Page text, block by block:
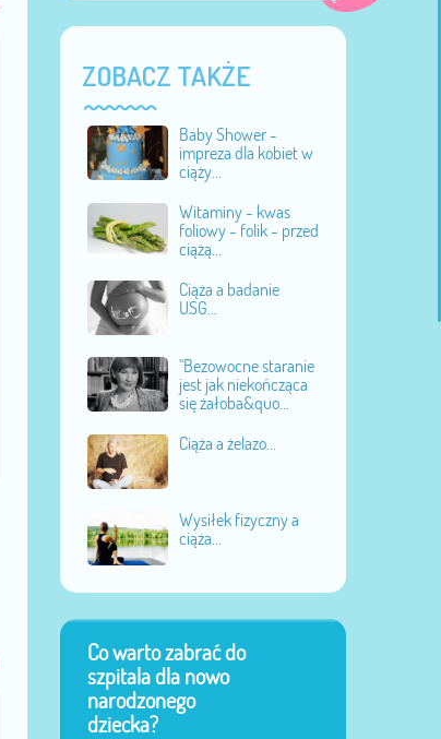
ZOBACZ TAKŻE
Baby Shower -
impreza dla kobiet w
ciąży...
Witaminy - kwas
foliowy - folik - przed
ciążą...
Ciąża a badanie
USG...
"Bezowocne staranie
jest jak niekończąca
się żałoba&quo...
Ciąża a żelazo...
Wysiłek fizyczny a
ciąża...
Co warto zabrać do
szpitala dla nowo
narodzonego
dziecka?